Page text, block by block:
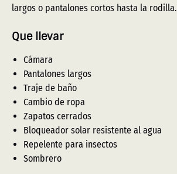
largos o pantalones cortos hasta la rodilla.
Que llevar
Cámara
Pantalones largos
Traje de baño
Cambio de ropa
Zapatos cerrados
Bloqueador solar resistente al agua
Repelente para insectos
Sombrero